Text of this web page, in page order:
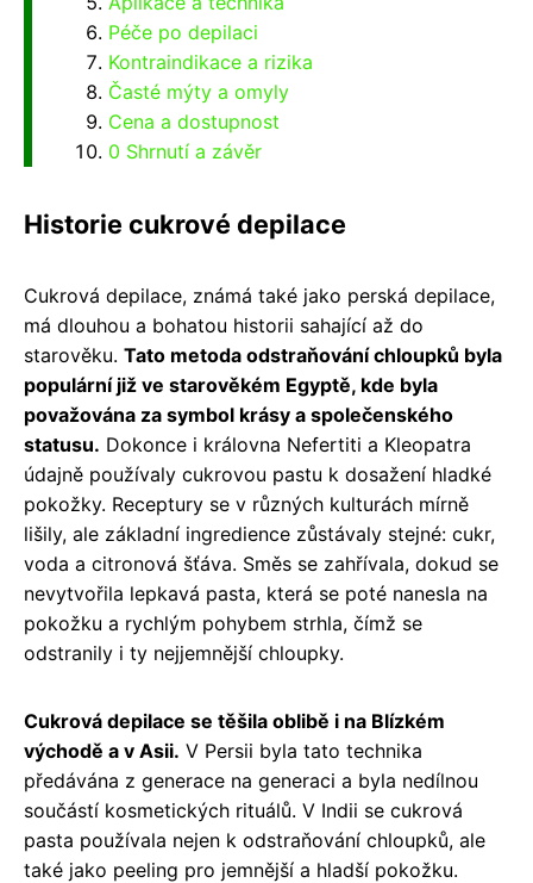
Péče po depilaci
Kontraindikace a rizika
Časté mýty a omyly
Cena a dostupnost
0 Shrnutí a závěr
Historie cukrové depilace
Cukrová depilace, známá také jako perská depilace,
má dlouhou a bohatou historii sahající až do
starověku. Tato metoda odstraňování chloupků byla
populární již ve starověkém Egyptě, kde byla
považována za symbol krásy a společenského
statusu. Dokonce i královna Nefertiti a Kleopatra
údajně používaly cukrovou pastu k dosažení hladké
pokožky. Receptury se v různých kulturách mírně
lišily, ale základní ingredience zůstávaly stejné: cukr,
voda a citronová šťáva. Směs se zahřívala, dokud se
nevytvořila lepkavá pasta, která se poté nanesla na
pokožku a rychlým pohybem strhla, čímž se
odstranily i ty nejjemnější chloupky.
Cukrová depilace se těšila oblibě i na Blízkém
východě a v Asii. V Persii byla tato technika
předávána z generace na generaci a byla nedílnou
součástí kosmetických rituálů. V Indii se cukrová
pasta používala nejen k odstraňování chloupků, ale
také jako peeling pro jemnější a hladší pokožku.